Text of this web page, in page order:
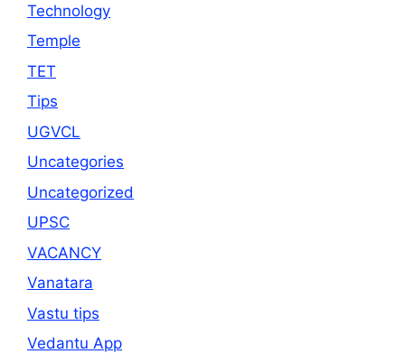
Technology
Temple
TET
Tips
UGVCL
Uncategories
Uncategorized
UPSC
VACANCY
Vanatara
Vastu tips
Vedantu App